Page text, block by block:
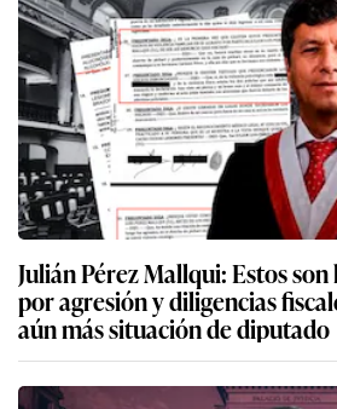
Julián Pérez Mallqui: Estos
por agresión y diligencias
aún más situación de diputado